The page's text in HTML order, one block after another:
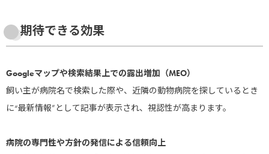
期待できる効果
Googleマップや検索結果上での露出増加（MEO）
飼い主が病院名で検索した際や、近隣の動物病院を探しているとき
に“最新情報”として記事が表示され、視認性が高まります。
病院の専門性や方針の発信による信頼向上